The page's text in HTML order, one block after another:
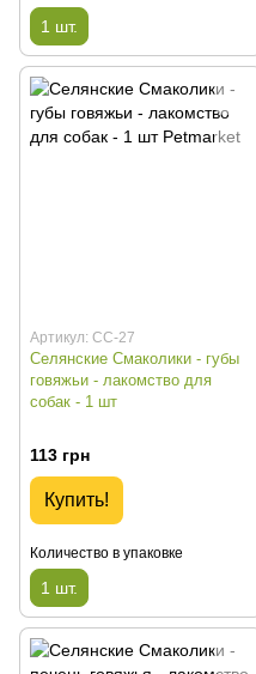
1 шт.
Артикул: СС-27
Селянские Смаколики - губы
говяжьи - лакомство для
собак - 1 шт
113 грн
Купить!
Количество в упаковке
1 шт.